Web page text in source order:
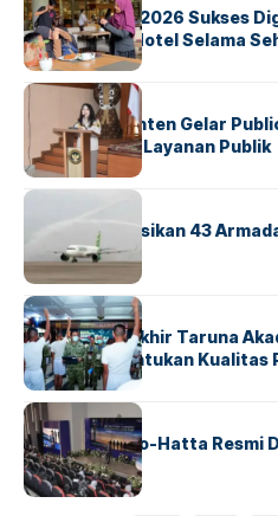
GM For A Day 2026 Sukses
Operasional Hotel Selama
BANDARA BERITA
Karantina Banten Gelar
Transparansi Layanan Publik
BANDARA
Citilink Operasikan 43
Nasional
BERITA
Sidang Pantukhir Taruna
Strategis Tentukan Kualitas
BANDARA BERITA
IALC Soekarno-Hatta Resmi
Dunia